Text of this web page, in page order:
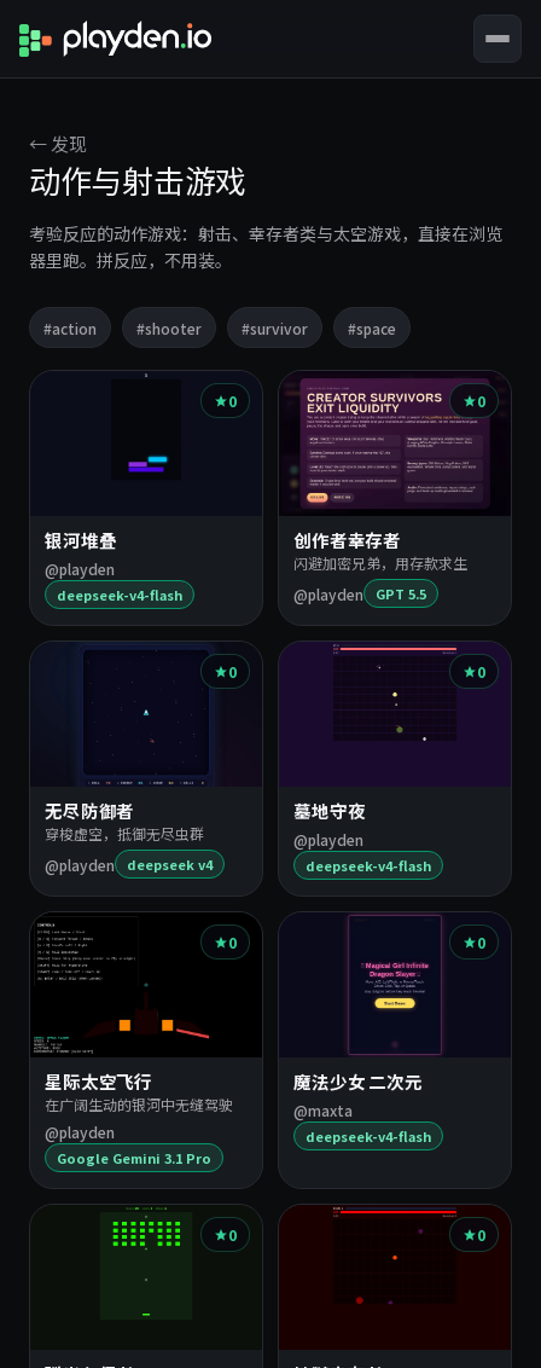
← 发现
动作与射击游戏
考验反应的动作游戏：射击、幸存者类与太空游戏，直接在浏览
器里跑。拼反应，不用装。
#action #shooter #survivor #space
该
下
的
游
戏
0
银河堆叠
@playden
deepseek-v4-flash
0
创作者幸存者
闪避加密兄弟，用存款求生
@playden
GPT 5.5
0
无尽防御者
穿梭虚空，抵御无尽虫群
@playden
deepseek v4
0
墓地守夜
@playden
deepseek-v4-flash
0
星际太空飞行
在广阔生动的银河中无缝驾驶
@playden
Google Gemini 3.1 Pro
0
魔法少女 二次元
@maxta
deepseek-v4-flash
0 0